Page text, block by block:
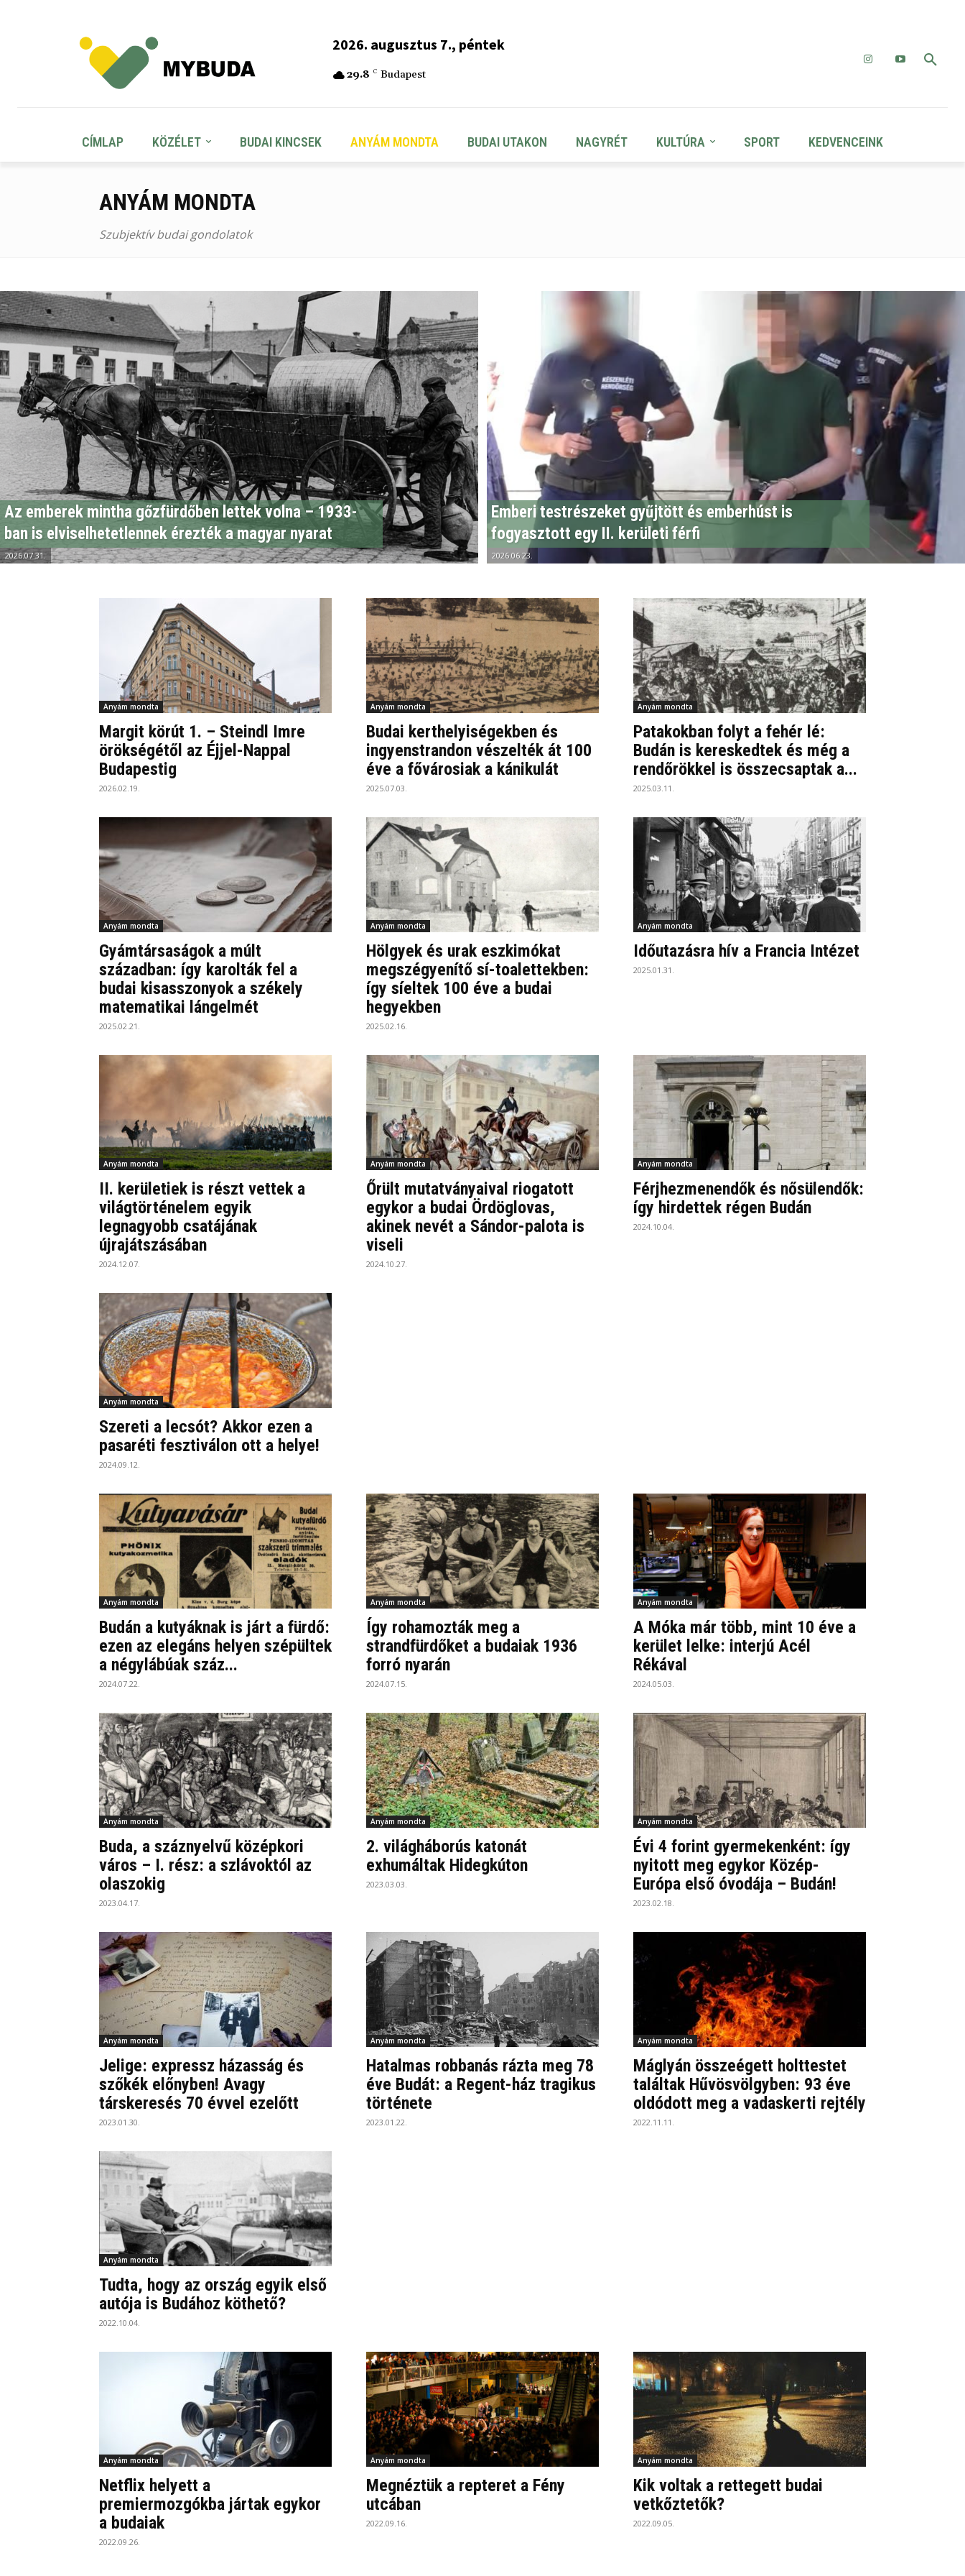
2026. augusztus 7., péntek
29.8 C Budapest
CÍMLAP KÖZÉLET BUDAI KINCSEK ANYÁM MONDTA BUDAI UTAKON NAGYRÉT KULTÚRA SPORT KEDVENCEINK
ANYÁM MONDTA
Szubjektív budai gondolatok
Az emberek mintha gőzfürdőben lettek volna – 1933-
ban is elviselhetetlennek érezték a magyar nyarat
2026.07.31.
Emberi testrészeket gyűjtött és emberhúst is
fogyasztott egy II. kerületi férfi
2026.06.23.
Anyám mondta
Margit körút 1. – Steindl Imre
örökségétől az Éjjel-Nappal
Budapestig
2026.02.19.
Anyám mondta
Budai kerthelyiségekben és
ingyenstrandon vészelték át 100
éve a fővárosiak a kánikulát
2025.07.03.
Anyám mondta
Patakokban folyt a fehér lé:
Budán is kereskedtek és még a
rendőrökkel is összecsaptak a...
2025.03.11.
Anyám mondta
Gyámtársaságok a múlt
században: így karolták fel a
budai kisasszonyok a székely
matematikai lángelmét
2025.02.21.
Anyám mondta
Hölgyek és urak eszkimókat
megszégyenítő sí-toalettekben:
így síeltek 100 éve a budai
hegyekben
2025.02.16.
Anyám mondta
Időutazásra hív a Francia Intézet
2025.01.31.
Anyám mondta
II. kerületiek is részt vettek a
világtörténelem egyik
legnagyobb csatájának
újrajátszásában
2024.12.07.
Anyám mondta
Őrült mutatványaival riogatott
egykor a budai Ördöglovas,
akinek nevét a Sándor-palota is
viseli
2024.10.27.
Anyám mondta
Férjhezmenendők és nősülendők:
így hirdettek régen Budán
2024.10.04.
Anyám mondta
Szereti a lecsót? Akkor ezen a
pasaréti fesztiválon ott a helye!
2024.09.12.
Anyám mondta
Budán a kutyáknak is járt a fürdő:
ezen az elegáns helyen szépültek
a négylábúak száz...
2024.07.22.
Anyám mondta
Így rohamozták meg a
strandfürdőket a budaiak 1936
forró nyarán
2024.07.15.
Anyám mondta
A Móka már több, mint 10 éve a
kerület lelke: interjú Acél
Rékával
2024.05.03.
Anyám mondta
Buda, a száznyelvű középkori
város – I. rész: a szlávoktól az
olaszokig
2023.04.17.
Anyám mondta
2. világháborús katonát
exhumáltak Hidegkúton
2023.03.03.
Anyám mondta
Évi 4 forint gyermekenként: így
nyitott meg egykor Közép-
Európa első óvodája – Budán!
2023.02.18.
Anyám mondta
Jelige: expressz házasság és
szőkék előnyben! Avagy
társkeresés 70 évvel ezelőtt
2023.01.30.
Anyám mondta
Hatalmas robbanás rázta meg 78
éve Budát: a Regent-ház tragikus
története
2023.01.22.
Anyám mondta
Máglyán összeégett holttestet
találtak Hűvösvölgyben: 93 éve
oldódott meg a vadaskerti rejtély
2022.11.11.
Anyám mondta
Tudta, hogy az ország egyik első
autója is Budához köthető?
2022.10.04.
Anyám mondta
Netflix helyett a
premiermozgókba jártak egykor
a budaiak
2022.09.26.
Anyám mondta
Megnéztük a repteret a Fény
utcában
2022.09.16.
Anyám mondta
Kik voltak a rettegett budai
vetkőztetők?
2022.09.05.